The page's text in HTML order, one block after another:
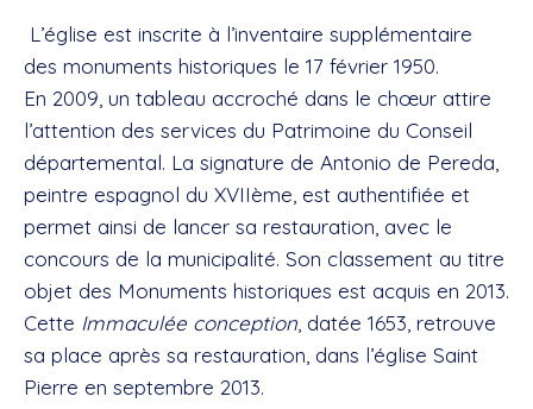
L’église est inscrite à l’inventaire supplémentaire
des monuments historiques le 17 février 1950.
En 2009, un tableau accroché dans le chœur attire
l’attention des services du Patrimoine du Conseil
départemental. La signature de Antonio de Pereda,
peintre espagnol du XVIIème, est authentifiée et
permet ainsi de lancer sa restauration, avec le
concours de la municipalité. Son classement au titre
objet des Monuments historiques est acquis en 2013.
Cette Immaculée conception, datée 1653, retrouve
sa place après sa restauration, dans l’église Saint
Pierre en septembre 2013.